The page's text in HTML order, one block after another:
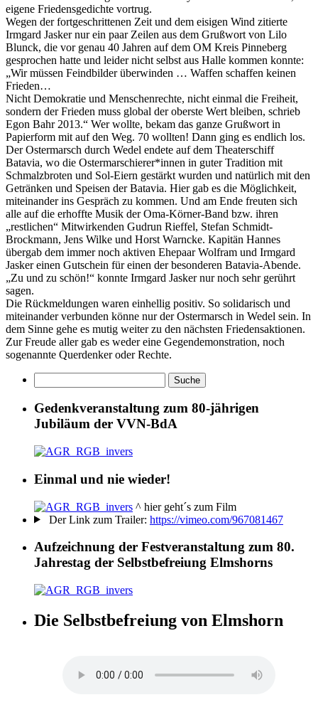
eigene Friedensgedichte vortrug.
Wegen der fortgeschrittenen Zeit und dem eisigen Wind zitierte
Irmgard Jasker nur ein paar Zeilen aus dem Grußwort von Lilo
Blunck, die vor genau 40 Jahren auf dem OM Kreis Pinneberg
gesprochen hatte und leider nicht selbst aus Halle kommen konnte:
„Wir müssen Feindbilder überwinden … Waffen schaffen keinen
Frieden…
Nicht Demokratie und Menschenrechte, nicht einmal die Freiheit,
sondern der Frieden muss global der oberste Wert bleiben, schrieb
Egon Bahr 2013.“ Wer wollte, bekam das ganze Grußwort in
Papierform mit auf den Weg. 70 wollten! Dann ging es endlich los.
Der Ostermarsch durch Wedel endete auf dem Theaterschiff
Batavia, wo die Ostermarschierer*innen in guter Tradition mit
Schmalzbroten und Sol-Eiern gestärkt wurden und natürlich mit den
Getränken und Speisen der Batavia. Hier gab es die Möglichkeit,
miteinander ins Gespräch zu kommen. Und am Ende freuten sich
alle auf die erhoffte Musik der Oma-Körner-Band bzw. ihren
„restlichen“ Mitwirkenden Gudrun Rieffel, Stefan Schmidt-
Brockmann, Jens Wilke und Horst Warncke. Kapitän Hannes
übergab dem immer noch aktiven Ehepaar Wolfram und Irmgard
Jasker einen Gutschein für einen der besonderen Batavia-Abende.
„Zu und zu schön!“ konnte Irmgard Jasker nur noch sehr gerührt
sagen.
Die Rückmeldungen waren einhellig positiv. So solidarisch und
miteinander verbunden könne nur der Ostermarsch in Wedel sein. In
dem Sinne gehe es mutig weiter zu den nächsten Friedensaktionen.
Zur Freude aller gab es weder eine Gegendemonstration, noch
sogenannte Querdenker oder Rechte.
Gedenkveranstaltung zum 80-jährigen
Jubiläum der VVN-BdA
Einmal und nie wieder!
^ hier geht´s zum Film
Der Link zum Trailer: https://vimeo.com/967081467
Aufzeichnung der Festveranstaltung zum 80.
Jahrestag der Selbstbefreiung Elmshorns
Die Selbstbefreiung von Elmshorn